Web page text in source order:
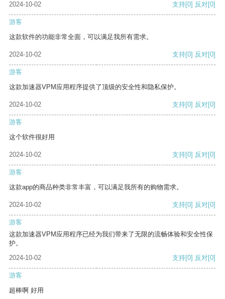
2024-10-02 支持[0] 反对[0]
游客
这款软件的功能非常全面，可以满足我所有需求。
2024-10-02 支持[0] 反对[0]
游客
这款加速器VPM应用程序提供了顶级的安全性和隐私保护。
2024-10-02 支持[0] 反对[0]
游客
这个软件很好用
2024-10-02 支持[0] 反对[0]
游客
这款app的商品种类非常丰富，可以满足我所有的购物需求。
2024-10-02 支持[0] 反对[0]
游客
这款加速器VPM应用程序已经为我们带来了无限的流畅体验和安全性保
护。
2024-10-02
支持[0] 反对[0]
游客
超棒啊 好用